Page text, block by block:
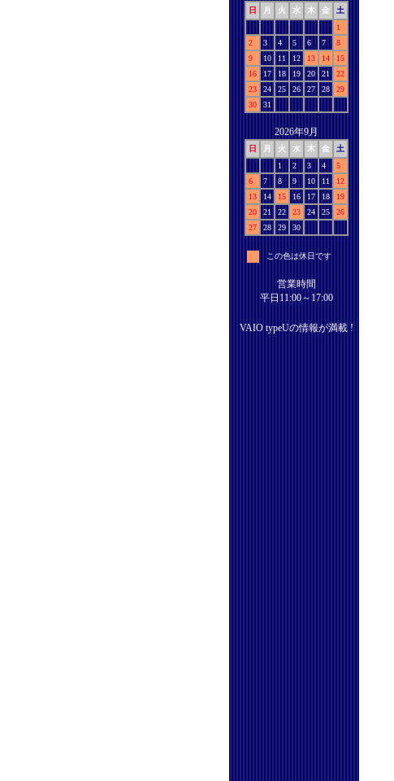
日 月 火 水 木 金
土
1
2
3 4 5 6 7
8
9
10 11 12 13 14
15
16
17 18 19 20 21
22
23
24 25 26 27 28
29
30
31
2026年9月
日 月 火 水 木 金
土
1
2 3 4
5
6
7 8 9 10 11
12
13
14 15 16 17 18
19
20
21 22 23 24 25
26
27
28 29 30
この色は休日です
営業時間
平日11:00～17:00
VAIO typeUの情報が満載 !